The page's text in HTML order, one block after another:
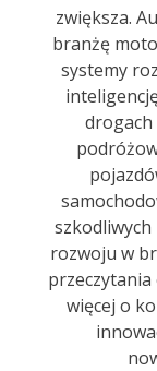
zwiększa.
branżę
systemy
rozwoju w
przeczytania
więcej o